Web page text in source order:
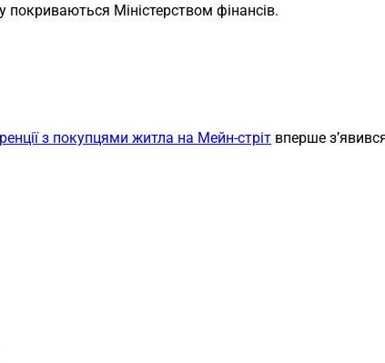
покриваються Міністерством фінансів.
з покупцями житла на Мейн-стріт вперше